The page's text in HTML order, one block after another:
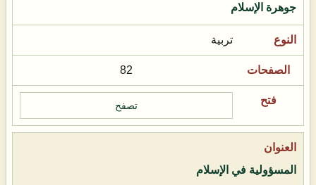
جوهرة الإسلام
تربية
82
تصفح
المسؤولية في الإسلام